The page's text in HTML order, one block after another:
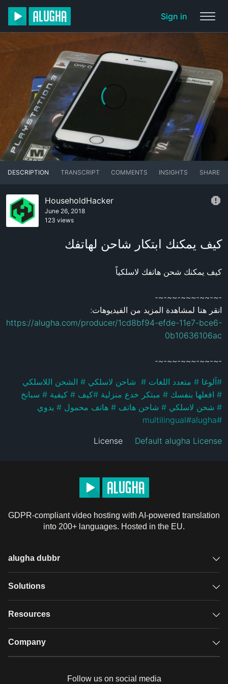
Sign in
DESCRIPTION TRANSCRIPT COMMENTS INSIGHTS SHARE
HouseholdHacker
June 26, 2018
123 views
كيف يمكنك ابتكار شاحن لهاتفك
انقر هنا لمشاهدة المزيد من الفيديوهات:
https://alugha.com/producer/1cd8bf94-efde-11e7-bce6-
0b10636106ac
-~-~~-~~~-~~-~-
#آلوغا # متعدد اللغات #
  شاحن لاسلكي
# الشحن اللاسلكي
# افعلها بنفسك # مبتكر خدع منزلية #كيف # كيفية # سبانخ
# شحن لاسلكي # شاحن هاتف # هاتف محمول # يدوي
#
alugha
#
multilingual
License Default alugha License
GDPR-compliant video hosting with AI-powered translation
into 200+ languages. Hosted in the EU.
alugha dubbr
Overview
Glossary
Solutions
GDPR video hosting
Resources
Case studies
Company
Follow us on social media